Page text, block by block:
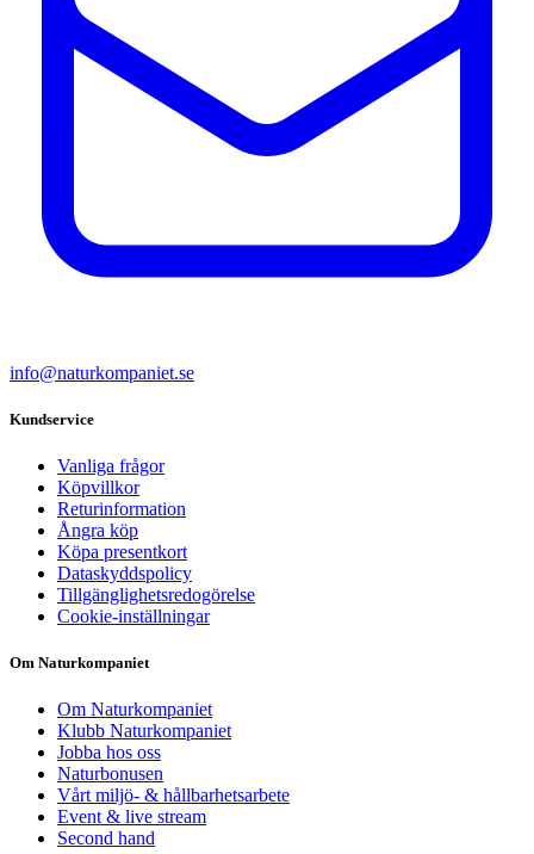
info@naturkompaniet.se
Kundservice
Vanliga frågor
Köpvillkor
Returinformation
Ångra köp
Köpa presentkort
Dataskyddspolicy
Tillgänglighetsredogörelse
Cookie-inställningar
Om Naturkompaniet
Om Naturkompaniet
Klubb Naturkompaniet
Jobba hos oss
Naturbonusen
Vårt miljö- & hållbarhetsarbete
Event & live stream
Second hand